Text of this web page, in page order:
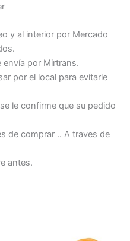
y al interior por Mercado
envía por Mirtrans.
por el local para evitarle
le confirme que su pedido
de comprar .. A traves de
antes.